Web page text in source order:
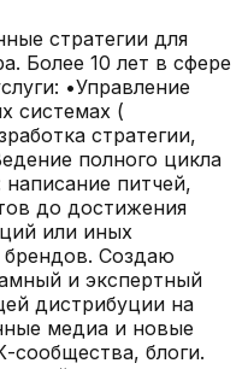
стратегии для
Более 10 лет в сфере
•Управление
системах (
стратегии,
полного цикла
питчей,
до достижения
или иных
брендов. Создаю
и экспертный
дистрибуции на
медиа и новые
блоги.